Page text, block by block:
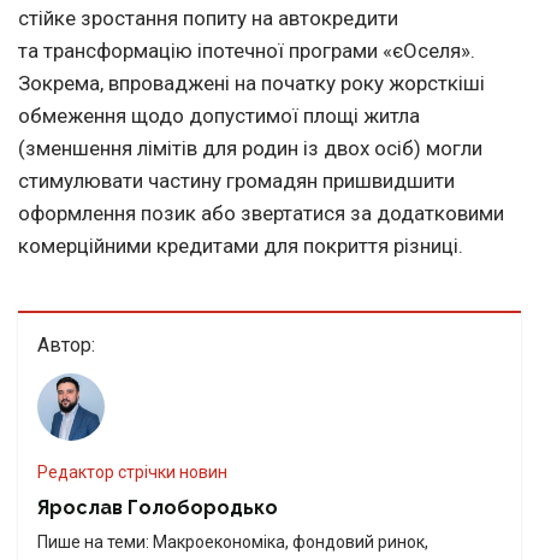
стійке зростання попиту на автокредити
та трансформацію іпотечної програми «єОселя».
Зокрема, впроваджені на початку року жорсткіші
обмеження щодо допустимої площі житла
(зменшення лімітів для родин із двох осіб) могли
стимулювати частину громадян пришвидшити
оформлення позик або звертатися за додатковими
комерційними кредитами для покриття різниці.
Автор:
Редактор стрічки новин
Ярослав Голобородько
Пише на теми: Макроекономіка, фондовий ринок,